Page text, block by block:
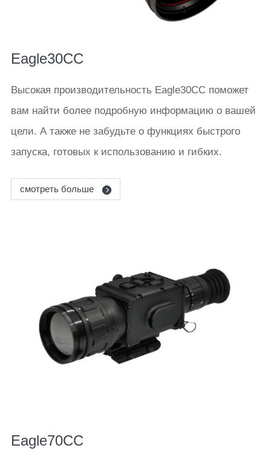
Eagle30CC
Высокая производительность Eagle30CC поможет
вам найти более подробную информацию о вашей
цели. А также не забудьте о функциях быстрого
запуска, готовых к использованию и гибких.
смотреть больше
Eagle70CC